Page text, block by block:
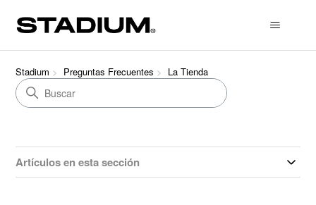
Stadium Preguntas Frecuentes La Tienda
Artículos en esta sección